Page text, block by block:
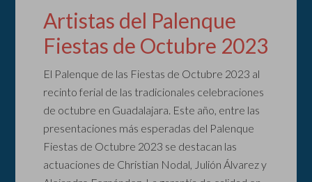
Artistas del Palenque
Fiestas de Octubre 2023
El Palenque de las Fiestas de Octubre 2023 al
recinto ferial de las tradicionales celebraciones
de octubre en Guadalajara. Este año, entre las
presentaciones más esperadas del Palenque
Fiestas de Octubre 2023 se destacan las
actuaciones de Christian Nodal, Julión Álvarez y